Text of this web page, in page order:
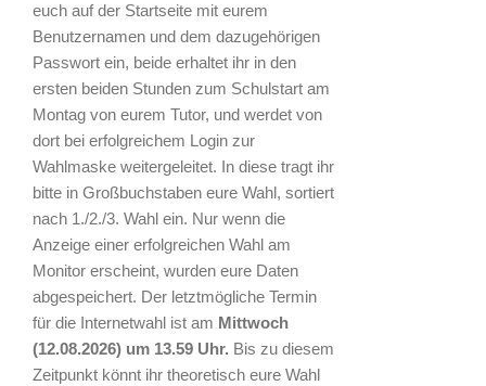
euch auf der Startseite mit eurem
Benutzernamen und dem dazugehörigen
Passwort ein, beide erhaltet ihr in den
ersten beiden Stunden zum Schulstart am
Montag von eurem Tutor, und werdet von
dort bei erfolgreichem Login zur
Wahlmaske weitergeleitet. In diese tragt ihr
bitte in Großbuchstaben eure Wahl, sortiert
nach 1./2./3. Wahl ein. Nur wenn die
Anzeige einer erfolgreichen Wahl am
Monitor erscheint, wurden eure Daten
abgespeichert. Der letztmögliche Termin
für die Internetwahl ist am Mittwoch
(12.08.2026) um 13.59 Uhr. Bis zu diesem
Zeitpunkt könnt ihr theoretisch eure Wahl